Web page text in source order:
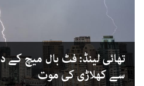
تھائی لینڈ: فٹ بال میچ کے
سے کھلاڑی کی موت